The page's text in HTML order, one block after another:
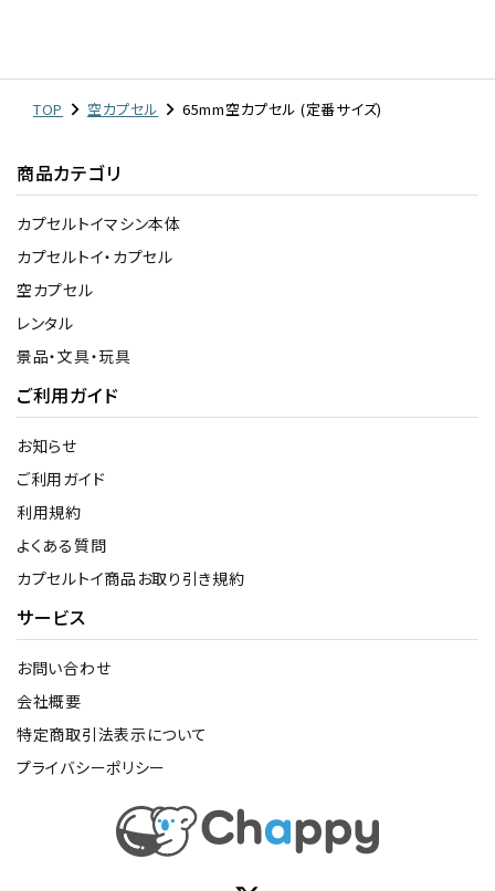
TOP 空カプセル 65mm空カプセル (定番サイズ)
商品カテゴリ
カプセルトイマシン本体
カプセルトイ・カプセル
空カプセル
レンタル
景品・文具・玩具
ご利用ガイド
お知らせ
ご利用ガイド
利用規約
よくある質問
カプセルトイ商品お取り引き規約
サービス
お問い合わせ
会社概要
特定商取引法表示について
プライバシーポリシー